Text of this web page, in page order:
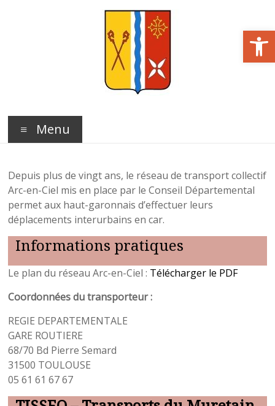
Ouvrir la barre d’outils
Commune
de
Hilaire
Haute
Garonne
Site
officiel
de
la
Saint-
Hilaire
31
Menu
Depuis plus de vingt ans, le réseau de transport collectif
Arc-en-Ciel mis en place par le Conseil Départemental
permet aux haut-garonnais d’effectuer leurs
déplacements interurbains en car.
Informations pratiques
Le plan du réseau Arc-en-Ciel : Télécharger le PDF
Coordonnées du transporteur :
REGIE DEPARTEMENTALE
GARE ROUTIERE
68/70 Bd Pierre Semard
31500 TOULOUSE
05 61 61 67 67